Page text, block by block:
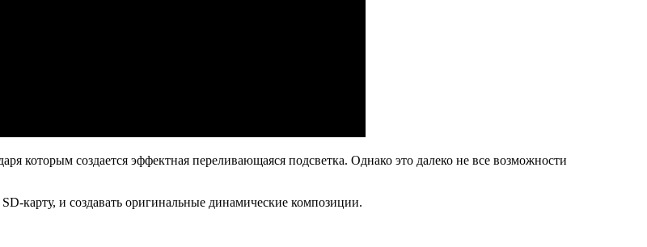
которым создается эффектная переливающаяся подсветка. Однако это далеко не все возможности
карту, и создавать оригинальные динамические композиции.